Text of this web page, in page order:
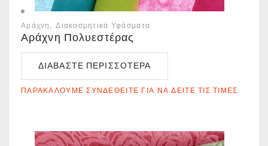
Αράχνη Διακοσμητικά Υφάσματα
Αράχνη Πολυεστέρας
ΔΙΑΒΆΣΤΕ ΠΕΡΙΣΣΌΤΕΡΑ
ΠΑΡΑΚΑΛΟΎΜΕ ΣΥΝΔΕΘΕΊΤΕ ΓΙΑ ΝΑ ΔΕΊΤΕ ΤΙΣ ΤΙΜΈΣ